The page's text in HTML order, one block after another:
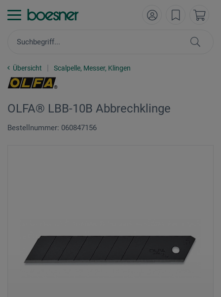
Übersicht Scalpelle, Messer, Klingen
OLFA® LBB-10B Abbrechklinge
Bestellnummer: 060847156